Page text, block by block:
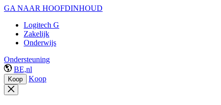
GA NAAR HOOFDINHOUD
Logitech G
Zakelijk
Onderwijs
Ondersteuning
BE,nl
Koop Koop